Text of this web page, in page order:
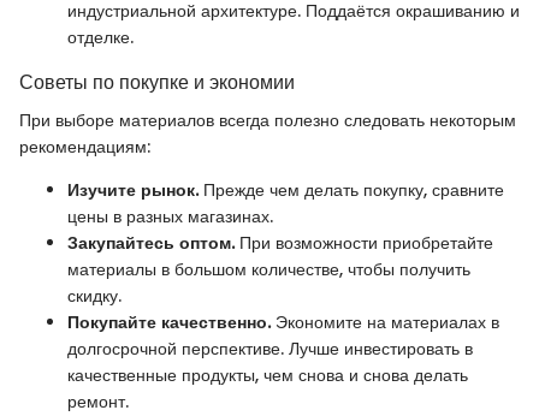
индустриальной архитектуре. Поддаётся окрашиванию и
отделке.
Советы по покупке и экономии
При выборе материалов всегда полезно следовать некоторым
рекомендациям:
Изучите рынок.Прежде чем делать покупку, сравните
цены в разных магазинах.
Закупайтесь оптом.При возможности приобретайте
материалы в большом количестве, чтобы получить
скидку.
Покупайте качественно.Экономите на материалах в
долгосрочной перспективе. Лучше инвестировать в
качественные продукты, чем снова и снова делать
ремонт.